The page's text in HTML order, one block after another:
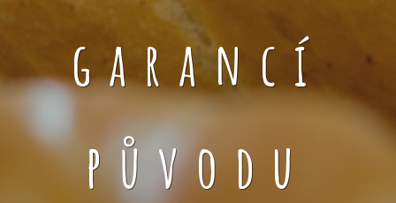
garancí
původu